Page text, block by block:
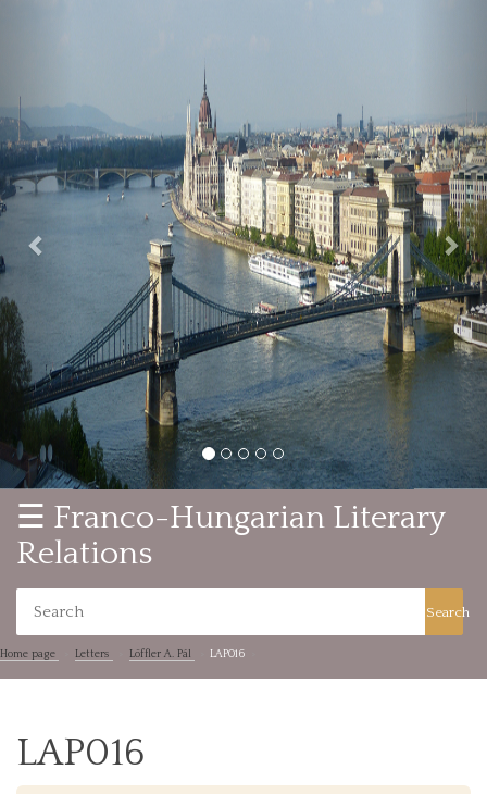
☰ Franco-Hungarian Literary
Relations
Search
Home page Letters Löffler A. Pál LAP016
LAP016